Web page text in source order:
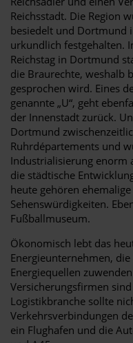
Reichsstadt. Die Region
besiedelt und Dortmund
urkundlich festgehalten.
Reichstag in Dortmund
die Braurechte, weshalb
gesprochen wird. Eines
genannte „U“, geht
der Innenstadt zurück.
Dortmund
Ruhrdépartements und
Industrialisierung enorm
die städtische
heute gehören
Sehenswürdigkeiten.
Fußballmuseum.
Ökonomisch lebt das
Energieunternehmen,
Energiequellen
Versicherungsfirmen
Logistikbranche sollte
Verkehrsverbindungen
ein Flughafen und die